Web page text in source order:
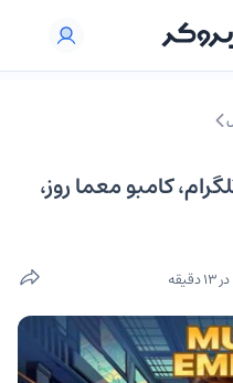
کامبو معما روز،